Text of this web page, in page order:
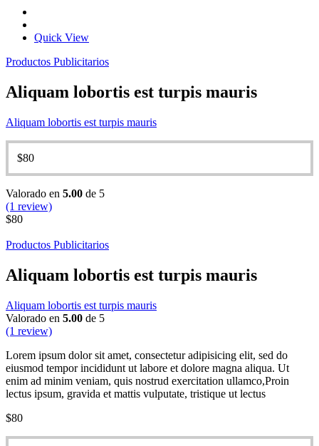
Quick View
Productos Publicitarios
Aliquam lobortis est turpis mauris
Aliquam lobortis est turpis mauris
$80
Valorado en 5.00 de 5
(1 review)
$80
Productos Publicitarios
Aliquam lobortis est turpis mauris
Aliquam lobortis est turpis mauris
Valorado en 5.00 de 5
(1 review)
Lorem ipsum dolor sit amet, consectetur adipisicing elit, sed do
eiusmod tempor incididunt ut labore et dolore magna aliqua. Ut
enim ad minim veniam, quis nostrud exercitation ullamco,Proin
lectus ipsum, gravida et mattis vulputate, tristique ut lectus
$80